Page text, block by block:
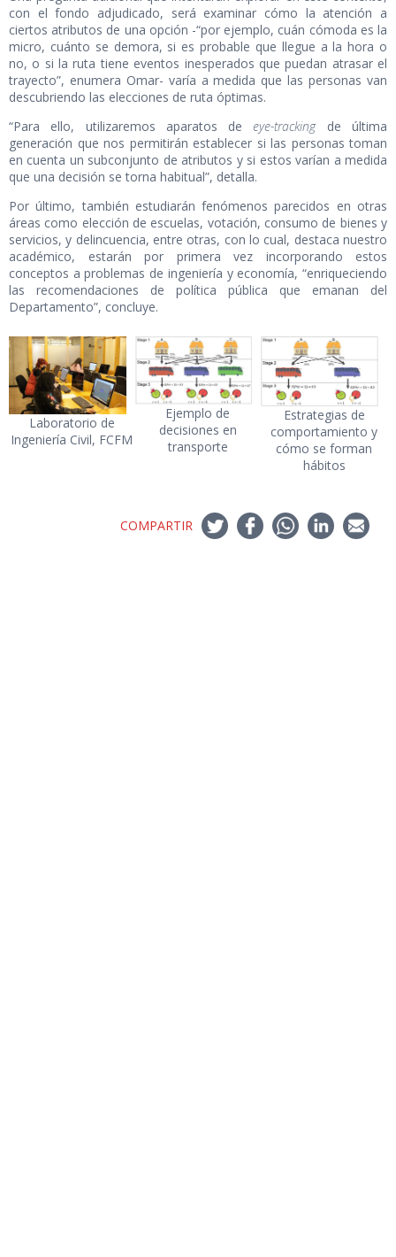
con el fondo adjudicado, será examinar cómo la atención a
ciertos atributos de una opción -“por ejemplo, cuán cómoda es la
micro, cuánto se demora, si es probable que llegue a la hora o
no, o si la ruta tiene eventos inesperados que puedan atrasar el
trayecto”, enumera Omar- varía a medida que las personas van
descubriendo las elecciones de ruta óptimas.
“Para ello, utilizaremos aparatos deeye-trackingde última
generación que nos permitirán establecer si las personas toman
en cuenta un subconjunto de atributos y si estos varían a medida
que una decisión se torna habitual”, detalla.
Por último, también estudiarán fenómenos parecidos en otras
áreas como elección de escuelas, votación, consumo de bienes y
servicios, y delincuencia, entre otras, con lo cual, destaca nuestro
académico, estarán por primera vez incorporando estos
conceptos a problemas de ingeniería y economía, “enriqueciendo
las recomendaciones de política pública que emanan del
Departamento”, concluye.
Laboratorio de
Ingeniería Civil, FCFM
Ejemplo de
decisiones en
transporte
Estrategias de
comportamiento y
cómo se forman
hábitos
COMPARTIR